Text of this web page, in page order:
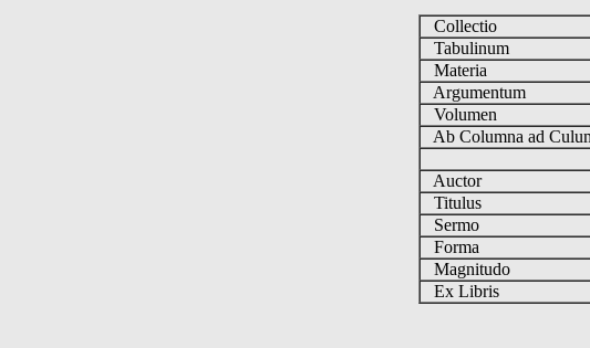
Collectio
Tabulinum
Materia
Argumentum
Volumen
Ab Columna ad
Auctor
Titulus
Sermo
Forma
Magnitudo
Ex Libris